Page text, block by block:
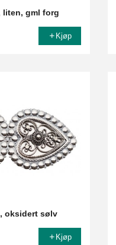
liten, gml forg
Kjøp
oksidert sølv
Kjøp